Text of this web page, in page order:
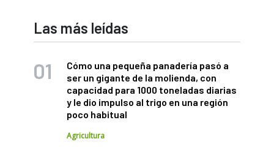
Las más leídas
Cómo una pequeña panadería pasó a
ser un gigante de la molienda, con
capacidad para 1000 toneladas diarias
y le dio impulso al trigo en una región
poco habitual
Agricultura